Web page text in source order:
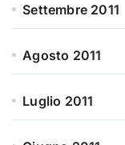
Settembre 2011
Agosto 2011
Luglio 2011